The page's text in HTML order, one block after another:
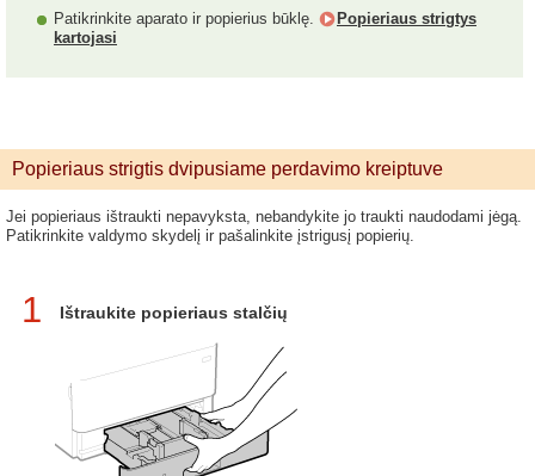
Patikrinkite aparato ir popierius būklę.
Popieriaus strigtys
kartojasi
Popieriaus strigtis dvipusiame perdavimo kreiptuve
Jei popieriaus ištraukti nepavyksta, nebandykite jo traukti naudodami jėgą.
Patikrinkite valdymo skydelį ir pašalinkite įstrigusį popierių.
1 Ištraukite popieriaus stalčių